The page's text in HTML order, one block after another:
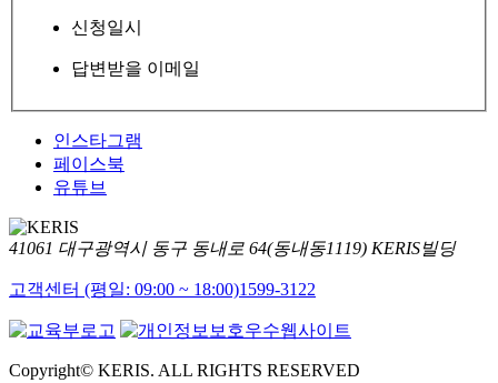
신청일시
답변받을 이메일
인스타그램
페이스북
유튜브
41061 대구광역시 동구 동내로 64(동내동1119) KERIS빌딩
고객센터 (평일: 09:00 ~ 18:00)1599-3122
Copyright© KERIS. ALL RIGHTS RESERVED